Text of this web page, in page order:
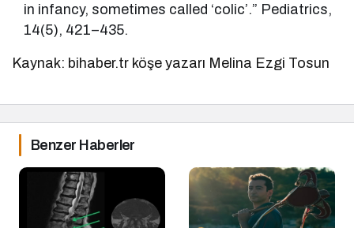
in infancy, sometimes called ‘colic’.” Pediatrics,
14(5), 421–435.
Kaynak: bihaber.tr köşe yazarı Melina Ezgi Tosun
Benzer Haberler